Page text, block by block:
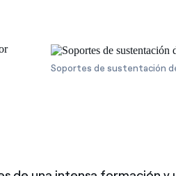
Soportes de sustentación